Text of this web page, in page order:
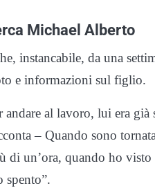
Michael Alberto
instancabile, da una
e informazioni sul figlio.
andare al lavoro, lui era
– Quando sono
di un’ora, quando ho
spento”.